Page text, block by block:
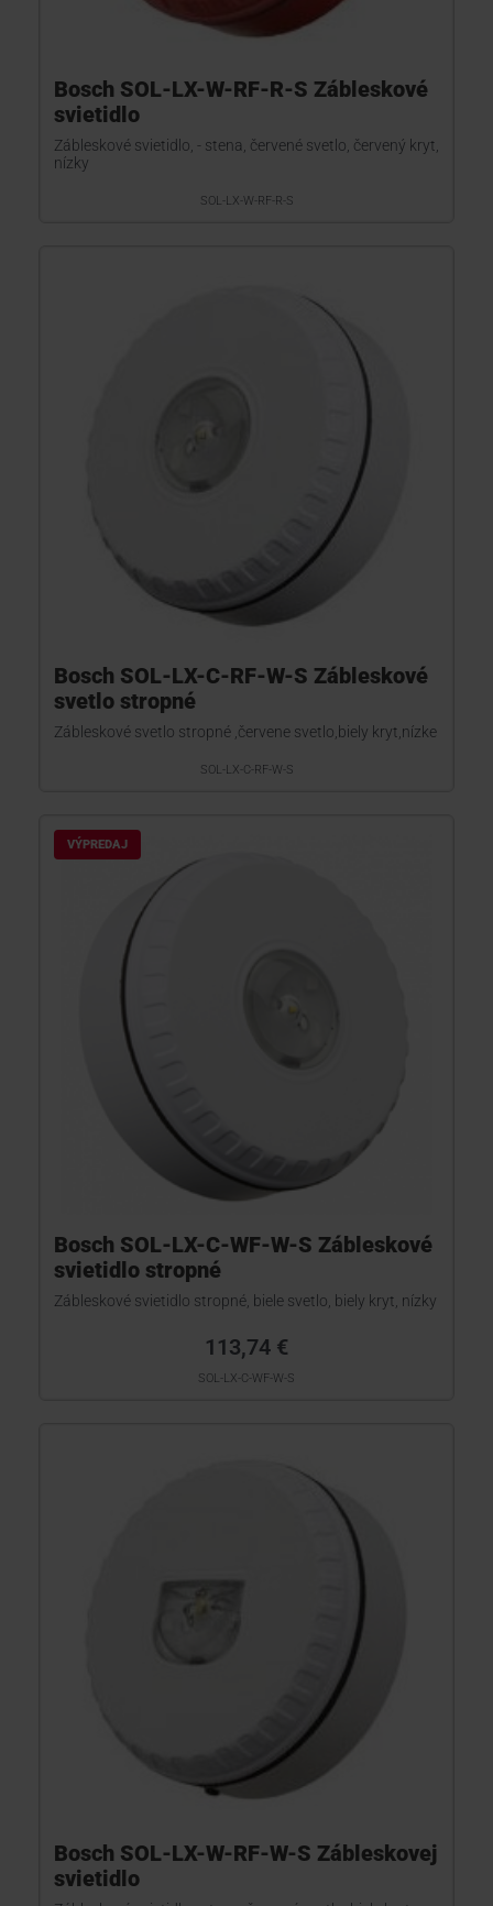
Bosch SOL-LX-W-RF-R-S Zábleskové
svietidlo
Zábleskové svietidlo, - stena, červené svetlo, červený kryt,
nízky
SOL-LX-W-RF-R-S
Bosch SOL-LX-C-RF-W-S Zábleskové
svetlo stropné
Zábleskové svetlo stropné ,červene svetlo,biely kryt,nízke
SOL-LX-C-RF-W-S
VÝPREDAJ
Bosch SOL-LX-C-WF-W-S Zábleskové
svietidlo stropné
Zábleskové svietidlo stropné, biele svetlo, biely kryt, nízky
113,74 €
SOL-LX-C-WF-W-S
Bosch SOL-LX-W-RF-W-S Zábleskovej
svietidlo